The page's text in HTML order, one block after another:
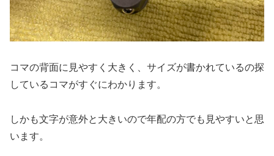
コマの背面に見やすく大きく、サイズが書かれているの探
しているコマがすぐにわかります。
しかも文字が意外と大きいので年配の方でも見やすいと思
います。